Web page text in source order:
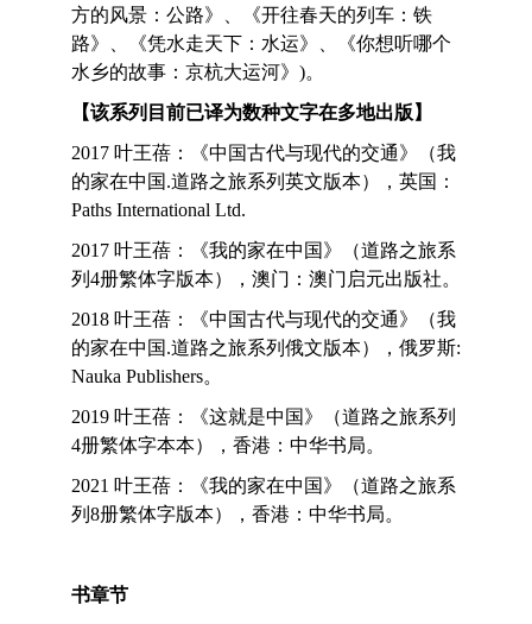
方的风景：公路》、《开往春天的列车：铁
路》、《凭水走天下：水运》、《你想听哪个
水乡的故事：京杭大运河》)。
【该系列目前已译为数种文字在多地出版】
2017 叶王蓓：《中国古代与现代的交通》（我
的家在中国.道路之旅系列英文版本），英国：
Paths International Ltd.
2017 叶王蓓：《我的家在中国》（道路之旅系
列4册繁体字版本），澳门：澳门启元出版社。
2018 叶王蓓：《中国古代与现代的交通》（我
的家在中国.道路之旅系列俄文版本），俄罗斯:
Nauka Publishers。
2019 叶王蓓：《这就是中国》（道路之旅系列
4册繁体字本本），香港：中华书局。
2021 叶王蓓：《我的家在中国》（道路之旅系
列8册繁体字版本），香港：中华书局。
书章节